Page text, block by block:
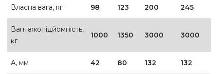
Власна вага, кг 98 123 200 245
Вантажопідйомність,
кг
1000 1350 3000 3000
А, мм 42 80 132 132